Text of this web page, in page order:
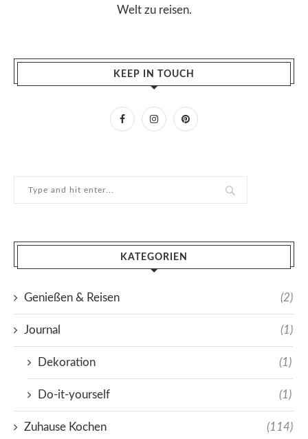
Welt zu reisen.
KEEP IN TOUCH
KATEGORIEN
Genießen & Reisen (2)
Journal (1)
Dekoration (1)
Do-it-yourself (1)
Zuhause Kochen (114)